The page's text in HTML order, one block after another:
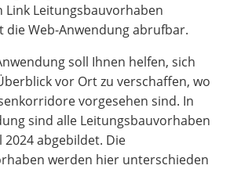
Link Leitungsbauvorhaben
die Web-Anwendung abrufbar.
soll Ihnen helfen, sich
vor Ort zu verschaffen, wo
vorgesehen sind. In
sind alle Leitungsbauvorhaben
abgebildet. Die
werden hier unterschieden